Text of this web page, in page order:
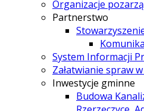
Organizacje
Partnerstwo
System Informacji
Załatwianie spraw
Inwestycje gminne
Budowa